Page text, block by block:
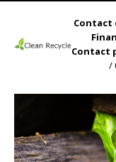
Contact
Contact
/